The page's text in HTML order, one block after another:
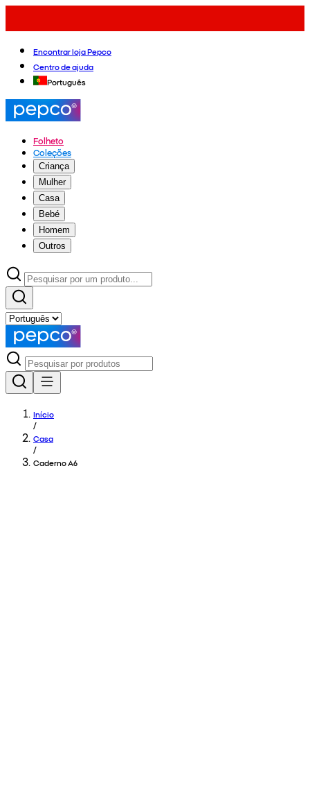
Encontrar loja Pepco
Centro de ajuda
Português
Folheto
Coleções
Criança
Mulher
Casa
Bebé
Homem
Outros
Início
/
Casa
/
Caderno A6